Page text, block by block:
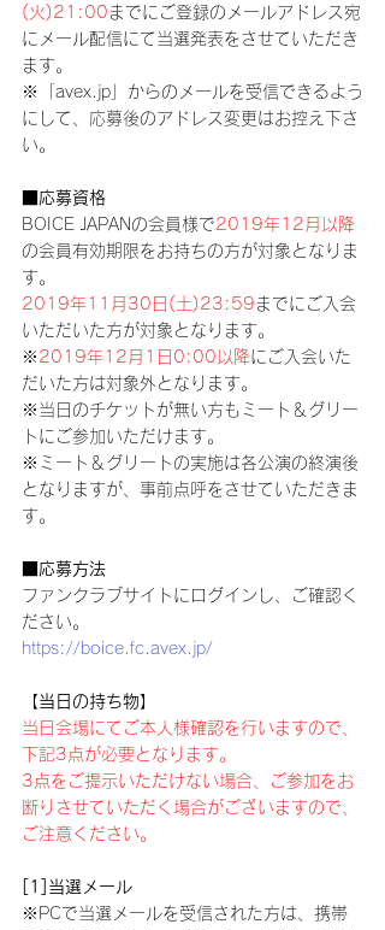
(火)21:00 までにご登録のメールアドレス宛
にメール配信にて当選発表をさせていただき
ます。
※「avex.jp」からのメールを受信できるよう
にして、応募後のアドレス変更はお控え下さ
い。
■応募資格
BOICE JAPANの会員様で2019年12月以降
の会員有効期限をお持ちの方が対象となりま
す。
2019年11月30日(土)23:59 までにご入会
いただいた方が対象となります。
※ 2019年12月1日0:00以降にご入会いた
だいた方は対象外となります。
※当日のチケットが無い方もミート＆グリー
トにご参加いただけます。
※ミート＆グリートの実施は各公演の終演後
となりますが、事前点呼をさせていただきま
す。
■応募方法
ファンクラブサイトにログインし、ご確認く
ださい。
https://boice.fc.avex.jp/
【当日の持ち物】
当日会場にてご本人様確認を行いますので、
下記3点が必要となります。
3点をご提示いただけない場合、ご参加をお
断りさせていただく場合がございますので、
ご注意ください。
[1]当選メール
※PCで当選メールを受信された方は、携帯